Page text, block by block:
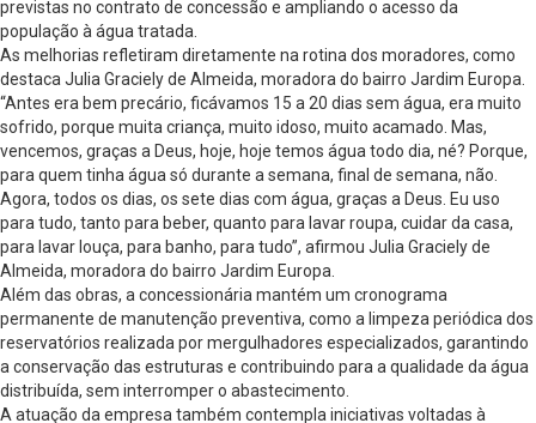
previstas no contrato de concessão e ampliando o acesso da
população à água tratada.
As melhorias refletiram diretamente na rotina dos moradores, como
destaca Julia Graciely de Almeida, moradora do bairro Jardim Europa.
“Antes era bem precário, ficávamos 15 a 20 dias sem água, era muito
sofrido, porque muita criança, muito idoso, muito acamado. Mas,
vencemos, graças a Deus, hoje, hoje temos água todo dia, né? Porque,
para quem tinha água só durante a semana, final de semana, não.
Agora, todos os dias, os sete dias com água, graças a Deus. Eu uso
para tudo, tanto para beber, quanto para lavar roupa, cuidar da casa,
para lavar louça, para banho, para tudo”, afirmou Julia Graciely de
Almeida, moradora do bairro Jardim Europa.
Além das obras, a concessionária mantém um cronograma
permanente de manutenção preventiva, como a limpeza periódica dos
reservatórios realizada por mergulhadores especializados, garantindo
a conservação das estruturas e contribuindo para a qualidade da água
distribuída, sem interromper o abastecimento.
A atuação da empresa também contempla iniciativas voltadas à